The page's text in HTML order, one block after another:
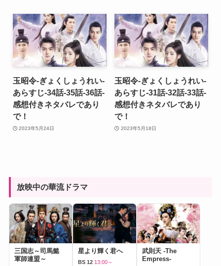
玉昭令-ぎょくしょうれい-
あらすじ-34話-35話-36話-
感想付きネタバレであり
で！
2023年5月24日
玉昭令-ぎょくしょうれい-
あらすじ-31話-32話-33話-
感想付きネタバレであり
で！
2023年5月18日
放映中の華流ドラマ
三国志～司馬懿
軍師連盟～
星より輝く君へ
BS 12 13:00～
武則天 -The
Empress-